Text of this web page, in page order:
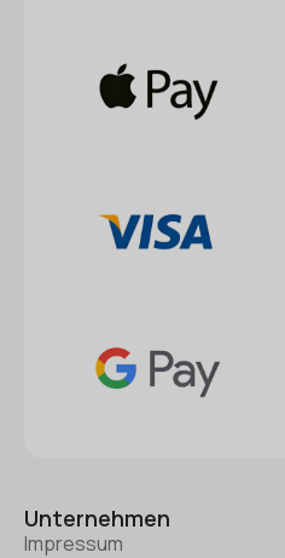
Unternehmen
Impressum